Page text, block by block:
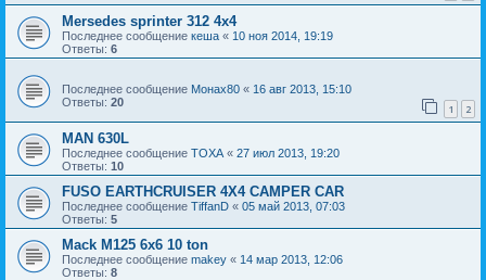
Mersedes sprinter 312 4x4
Последнее сообщение кеша « 10 ноя 2014, 19:19
Ответы: 6
Последнее сообщение Монах80 « 16 авг 2013, 15:10
Ответы: 20 1 2
MAN 630L
Последнее сообщение TOXA « 27 июл 2013, 19:20
Ответы: 10
FUSO EARTHCRUISER 4X4 CAMPER CAR
Последнее сообщение TiffanD « 05 май 2013, 07:03
Ответы: 5
Mack M125 6x6 10 ton
Последнее сообщение makey « 14 мар 2013, 12:06
Ответы: 8